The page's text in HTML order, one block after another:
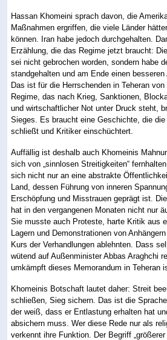
Hassan Khomeini sprach davon, die
Maßnahmen ergriffen, die viele Länder
können. Iran habe jedoch durchgehalten.
Erzählung, die das Regime jetzt braucht:
sei nicht gebrochen worden, sondern habe
standgehalten und am Ende einen besseren
Das ist für die Herrschenden in Teheran
Regime, das nach Krieg, Sanktionen,
und wirtschaftlicher Not unter Druck steht,
Sieges. Es braucht eine Geschichte, die die
schließt und Kritiker einschüchtert.
Auffällig ist deshalb auch Khomeinis
sich von „sinnlosen Streitigkeiten“
sich nicht nur an eine abstrakte
Land, dessen Führung von inneren
Erschöpfung und Misstrauen geprägt ist.
hat in den vergangenen Monaten nicht nur
Sie musste auch Proteste, harte Kritik aus
Lagern und Demonstrationen von
Kurs der Verhandlungen ablehnten. Dass
wütend auf Außenminister Abbas Araghchi
umkämpft dieses Memorandum in Teheran
Khomeinis Botschaft lautet daher: Streit
schließen, Sieg sichern. Das ist die
der weiß, dass er Entlastung erhalten hat
absichern muss. Wer diese Rede nur als
verkennt ihre Funktion. Der Begriff